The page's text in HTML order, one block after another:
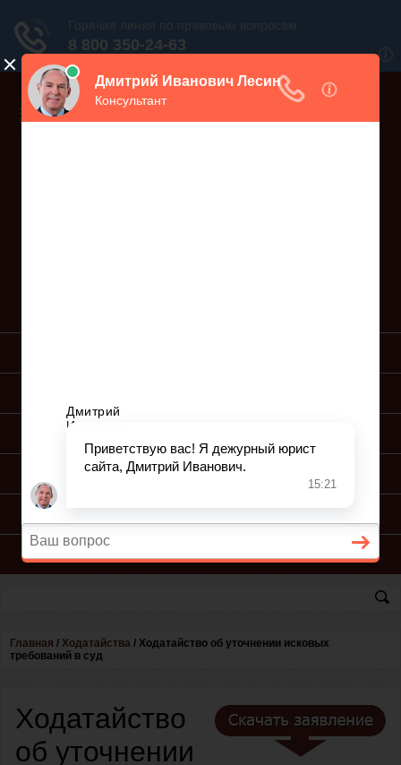
ПОДАЧА ИСКА
КОНСУЛЬТАЦИЯ ЮРИСТА
Главная / Ходатайства / Ходатайство об уточнении исковых
требований в суд
Ходатайство
об уточнении